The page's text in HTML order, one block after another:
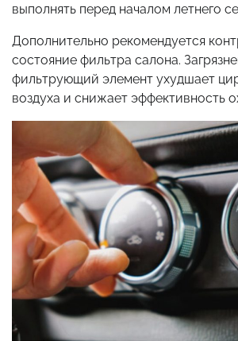
выполнять перед началом летнего
Дополнительно рекомендуется
состояние фильтра салона.
фильтрующий элемент ухудшает
воздуха и снижает эффективность